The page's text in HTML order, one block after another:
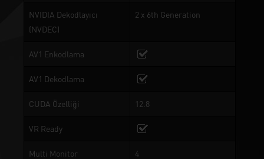
NVIDIA Dekodlayıcı
(NVDEC)
2 x 6th Generation
AV1 Enkodlama
AV1 Dekodlama
CUDA Özelliği 12.8
VR Ready
Multi Monitor 4